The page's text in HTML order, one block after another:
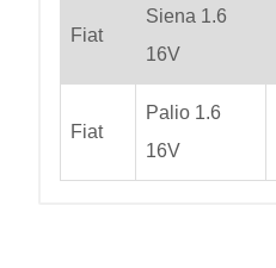
Fiat
Siena 1.6
16V
Fiat
Palio 1.6
16V